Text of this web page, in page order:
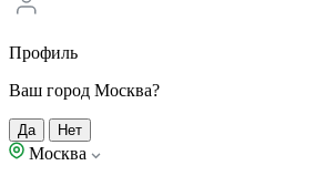
Профиль
Ваш город Москва?
Да Нет
Москва